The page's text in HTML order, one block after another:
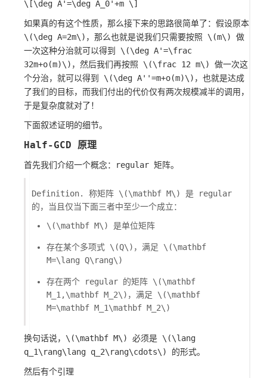
\[\deg A'=\deg A_0'+m \]
如果真的有这个性质，那么接下来的思路很简单了：假设原本
\(\deg A=2m\) ，那么也就是说我们只需要按照 \(m\)
做
一次这种分治就可以得到 \(\deg A'=\frac
32m+o(m)\) ，然后我们再按照 \(\frac 12 m\)
做一次这
个分治，就可以得到 \(\deg A''=m+o(m)\) ，也就是达成
了我们的目标，而我们付出的代价仅有两次规模减半的调用，
于是复杂度就对了！
下面叙述证明的细节。
Half-GCD 原理
首先我们介绍一个概念：regular 矩阵。
Definition. 称矩阵 \(\mathbf M\)
是 regular
的，当且仅当下面三者中至少一个成立：
\(\mathbf M\)
是单位矩阵
存在某个多项式 \(Q\) ，满足 \(\mathbf
M=\lang Q\rang\)
存在两个 regular 的矩阵 \(\mathbf
M_1,\mathbf M_2\) ，满足 \(\mathbf
M=\mathbf M_1\mathbf M_2\)
换句话说， \(\mathbf M\) 必须是 \(\lang
q_1\rang\lang q_2\rang\cdots\)
的形式。
然后有个引理